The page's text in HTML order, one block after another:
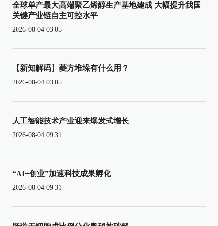
全球单产最大高端聚乙烯醇生产基地建成 大幅提升我国
关键产业链自主可控水平
2026-08-04 03:05
【新知解码】菱方堆垛有什么用？
2026-08-04 03:05
人工智能技术产业迎来爆发式增长
2026-08-04 09:31
“AI+创业”加速科技成果孵化
2026-08-04 09:31